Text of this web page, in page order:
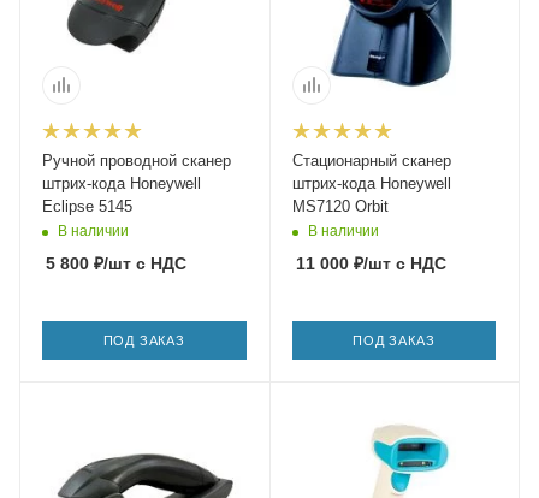
Ручной проводной сканер
штрих-кода Honeywell
Eclipse 5145
В наличии
5 800 ₽/шт с НДС
ПОД ЗАКАЗ
Стационарный сканер
штрих-кода Honeywell
MS7120 Orbit
В наличии
11 000₽/штс НДС
ПОД ЗАКАЗ